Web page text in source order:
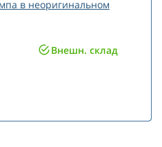
в неоригинальном
Внешн. склад